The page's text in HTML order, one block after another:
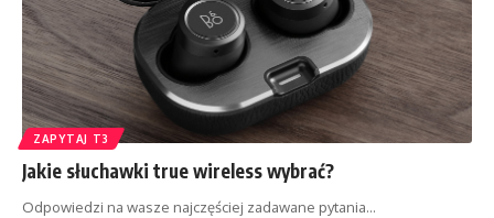
ZAPYTAJ T3
Jakie słuchawki true wireless wybrać?
Odpowiedzi na wasze najczęściej zadawane pytania…